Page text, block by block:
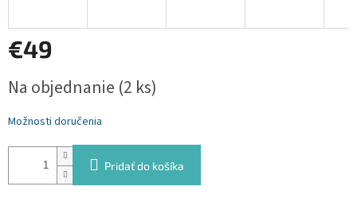
€49
cena:
Na objednanie (2 ks)
Možnosti doručenia
Pridať do košíka